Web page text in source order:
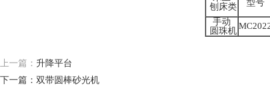
刨床类
型号
手动
圆珠机
上一篇： 升降平台
下一篇： 双带圆棒砂光机